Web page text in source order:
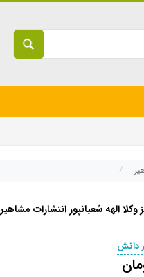
الهه شعبانپور انتشارات مشاهیر
دانش